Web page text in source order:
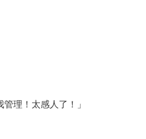
管理！太感人了！」